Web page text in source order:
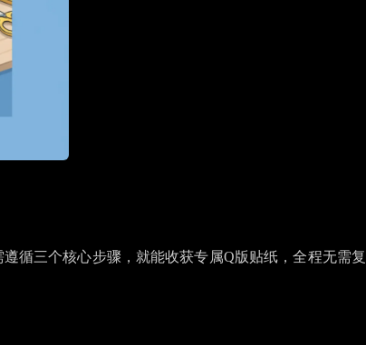
循三个核心步骤，就能收获专属Q版贴纸，全程无需复